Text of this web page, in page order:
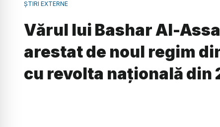
ȘTIRI EXTERNE
Vărul lui Bashar Al-
arestat de noul regim
cu revolta națională din